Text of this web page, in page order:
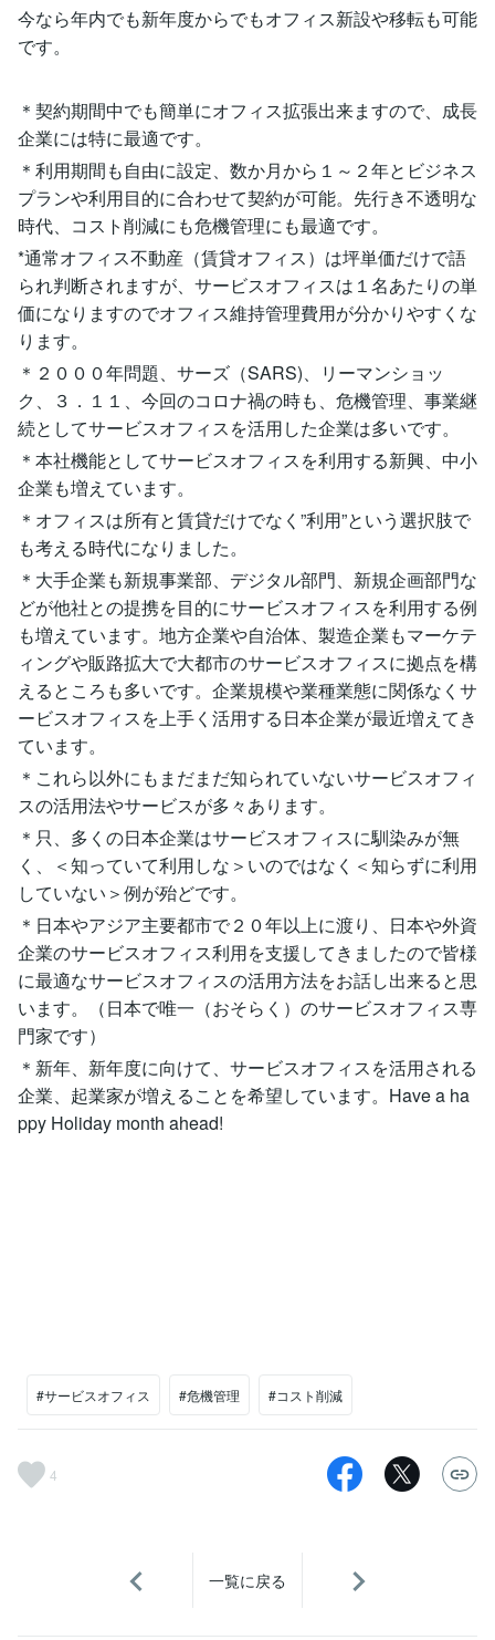
今なら年内でも新年度からでもオフィス新設や移転も可能
です。
＊契約期間中でも簡単にオフィス拡張出来ますので、成長
企業には特に最適です。
＊利用期間も自由に設定、数か月から１～２年とビジネス
プランや利用目的に合わせて契約が可能。先行き不透明な
時代、コスト削減にも危機管理にも最適です。
*通常オフィス不動産（賃貸オフィス）は坪単価だけで語
られ判断されますが、サービスオフィスは１名あたりの単
価になりますのでオフィス維持管理費用が分かりやすくな
ります。
＊２０００年問題、サーズ（SARS)、リーマンショッ
ク、３．１１、今回のコロナ禍の時も、危機管理、事業継
続としてサービスオフィスを活用した企業は多いです。
＊本社機能としてサービスオフィスを利用する新興、中小
企業も増えています。
＊オフィスは所有と賃貸だけでなく”利用”という選択肢で
も考える時代になりました。
＊大手企業も新規事業部、デジタル部門、新規企画部門な
どが他社との提携を目的にサービスオフィスを利用する例
も増えています。地方企業や自治体、製造企業もマーケテ
ィングや販路拡大で大都市のサービスオフィスに拠点を構
えるところも多いです。企業規模や業種業態に関係なくサ
ービスオフィスを上手く活用する日本企業が最近増えてき
ています。
＊これら以外にもまだまだ知られていないサービスオフィ
スの活用法やサービスが多々あります。
＊只、多くの日本企業はサービスオフィスに馴染みが無
く、＜知っていて利用しな＞いのではなく＜知らずに利用
していない＞例が殆どです。
＊日本やアジア主要都市で２０年以上に渡り、日本や外資
企業のサービスオフィス利用を支援してきましたので皆様
に最適なサービスオフィスの活用方法をお話し出来ると思
います。（日本で唯一（おそらく）のサービスオフィス専
門家です）
＊新年、新年度に向けて、サービスオフィスを活用される
企業、起業家が増えることを希望しています。Have a ha
ppy Holiday month ahead!
#サービスオフィス #危機管理 #コスト削減
4
一覧に戻る